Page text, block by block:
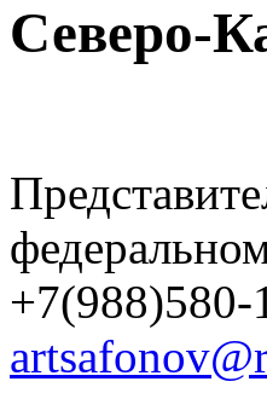
Северо-
+7(988)580-